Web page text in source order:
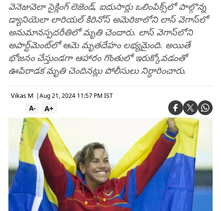
వెనెజువెలా సైక్లింగ్‌ లెజెండ్‌, ఐదుసార్లు ఒలింపిక్స్‌లో పాల్గొన్న
డ్యానియెలా లారియల్‌ కిరినోస్‌ అమెరికాలోని లాస్‌ వెగాస్‌లో
అనుమానస్పదరీతిలో మృతి చెందారు. లాస్‌ వెగాస్‌లోని
అపార్ట్‌మెంట్‌లో ఆమె మృతదేహం లభ్యమైంది. అయితే
భోజనం చేస్తుండగా ఆహారం గొంతులో ఇరుక్కోవడంతో
ఊపిరాడక మృతి చెందినట్లు పోలీసులు నిర్ధారించారు.
Vikas M |Aug 21, 2024 11:57 PM IST
A+
A-